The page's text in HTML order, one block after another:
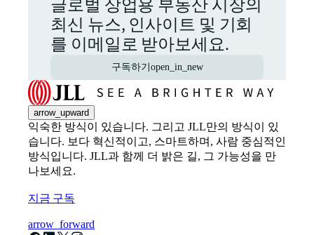
글로벌 상업용 부동산 시장의
최신 뉴스, 인사이트 및 기회
를 이메일로 받아보세요.
구독하기 open_in_new
arrow_upward
익숙한 방식이 있습니다. 그리고 JLL만의 방식이 있
습니다. 보다 혁신적이고, 스마트하며, 사람 중심적인
방식입니다. JLL과 함께 더 밝은 길, 그 가능성을 만
나보세요.
지금 구독
arrow_forward